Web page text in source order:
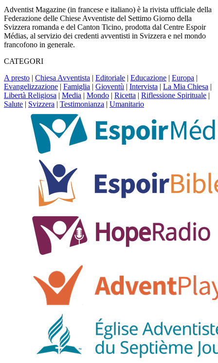
Adventist Magazine (in francese e italiano) è la rivista ufficiale della
Federazione delle Chiese Avventiste del Settimo Giorno della
Svizzera romanda e del Canton Ticino, prodotta dal Centre Espoir
Médias, al servizio dei credenti avventisti in Svizzera e nel mondo
francofono in generale.
CATEGORI
A presto | Chiesa Avventista | Editoriale | Educazione | Europa |
Evangelizzazione | Famiglia | Gioventù | Intervista | La Mia Chiesa |
Libertà Religiosa | Media | Mondo | Ricetta | Riflessione Spirituale |
Salute | Svizzera | Testimonianza | Umanitario